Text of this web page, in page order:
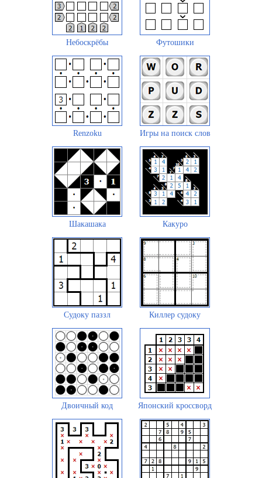
Небоскрёбы Футошики
Renzoku Игры на поиск слов
Шакашака Какуро
Судоку паззл Киллер судоку
Двоичный код Японский кроссворд